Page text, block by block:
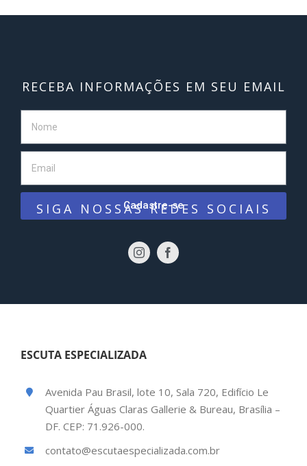
RECEBA INFORMAÇÕES EM SEU EMAIL
Cadastre-se
SIGA NOSSAS REDES SOCIAIS
ESCUTA ESPECIALIZADA
Avenida Pau Brasil, lote 10, Sala 720, Edifício Le
Quartier Águas Claras Gallerie & Bureau, Brasília –
DF. CEP: 71.926-000.
contato@escutaespecializada.com.br